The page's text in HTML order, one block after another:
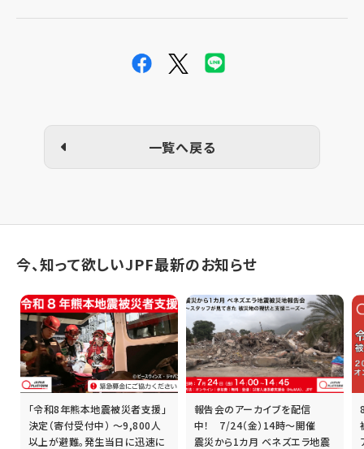
一覧へ戻る
今、知って欲しいJPF最新のお知らせ
「令和8年熊本地震被災者支援」
決定（寄付受付中） ～9,800人
以上が避難。発生当日に迅速に
報告会のアーカイブを配信
中！ 7/24（金）14時～開催
震災から1カ月 ベネズエラ地震